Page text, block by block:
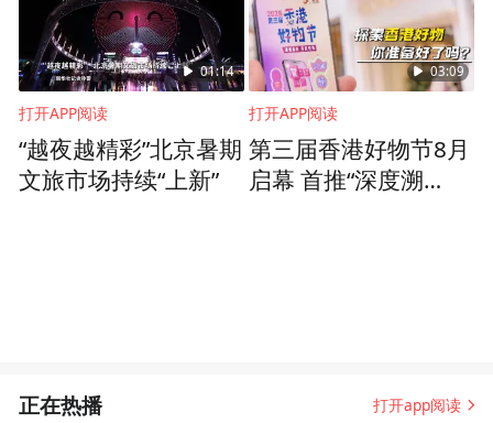
01:14
打开APP阅读
“越夜越精彩”北京暑期
文旅市场持续“上新”
03:09
打开APP阅读
第三届香港好物节8月
启幕 首推“深度溯
正在热播 打开app阅读